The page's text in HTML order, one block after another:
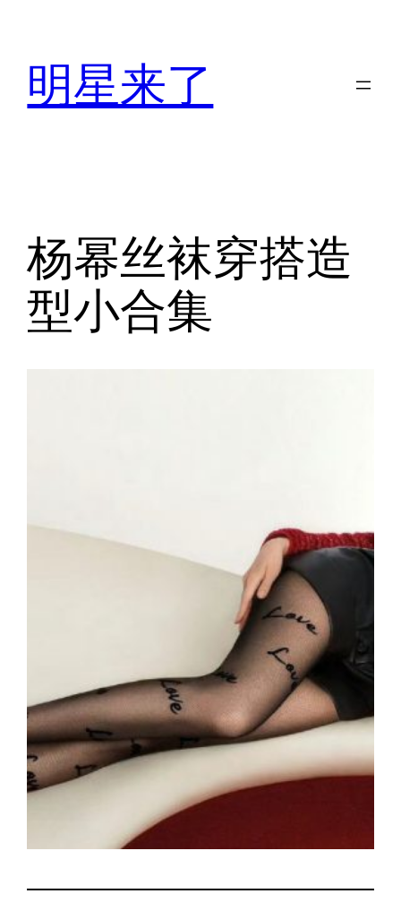
明星来了
杨幂丝袜穿搭造
型小合集